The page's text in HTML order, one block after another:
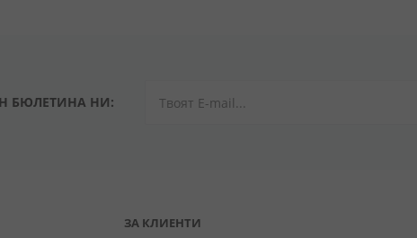
БЮЛЕТИНА НИ:
ЗА КЛИЕНТИ